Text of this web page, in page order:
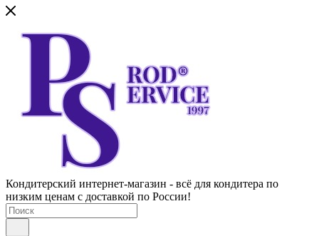
Кондитерский интернет-магазин - всё для кондитера по
низким ценам с доставкой по России!